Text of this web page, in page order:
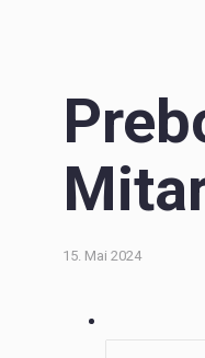
15. Mai 2024